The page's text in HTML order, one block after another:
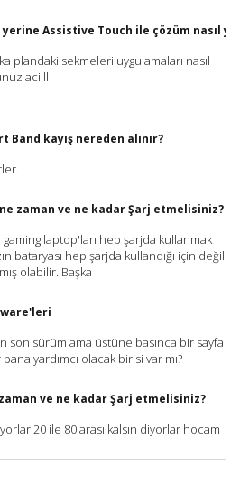
Assistive Touch ile çözüm nasıl
plandaki sekmeleri uygulamaları nasıl
acilll
Band kayış nereden alınır?
zaman ve ne kadar Şarj etmelisiniz?
laptop'ları hep şarjda kullanmak
bataryası hep şarjda kullandığı için değil
olabilir. Başka
son sürüm ama üstüne basınca bir sayfa
bana yardımcı olacak birisi var mı?
ve ne kadar Şarj etmelisiniz?
20 ile 80 arası kalsın diyorlar hocam